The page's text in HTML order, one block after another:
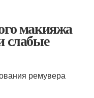
макияжа
слабые
ремувера